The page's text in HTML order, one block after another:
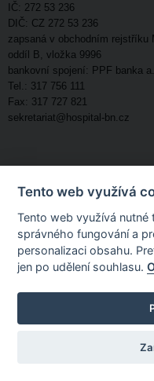
IČ: 272 53 236
DIČ: CZ 272 53 236
zapsaná v obchodním rejstříku
oddíl B, vložka 9996
bankovní spojení: PPF banka
Tel.: 317 756 111
Fax: 317 727 821
sekretariat@hospital-bn.cz
Tento web využívá
Tento web využívá
správného fungování a
personalizaci obsahu.
jen po udělení souhlasu.